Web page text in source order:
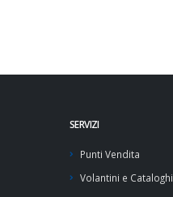
SERVIZI
Punti Vendita
Volantini e Cataloghi